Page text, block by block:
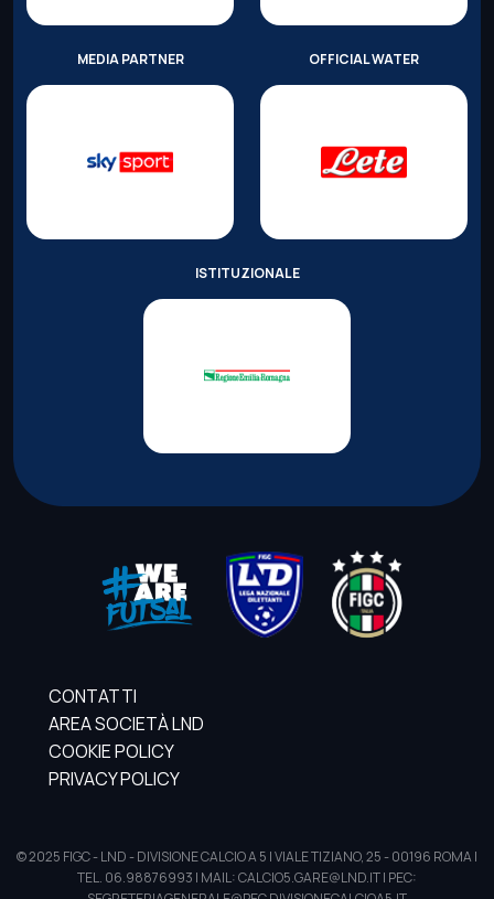
MEDIA PARTNER OFFICIAL WATER
ISTITUZIONALE
CONTATTI
AREA SOCIETÀ LND
COOKIE POLICY
PRIVACY POLICY
© 2025 FIGC - LND - DIVISIONE CALCIO A 5 | VIALE TIZIANO, 25 - 00196 ROMA |
TEL. 06.98876993 | MAIL: CALCIO5.GARE@LND.IT | PEC: